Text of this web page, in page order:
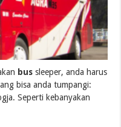
bus sleeper, anda harus
bisa anda tumpangi:
Seperti kebanyakan